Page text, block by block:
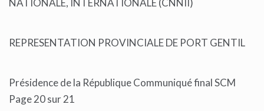
NATIONALE, INTERNATIONALE (CNNII)
REPRESENTATION PROVINCIALE DE PORT GENTIL
Présidence de la République Communiqué final SCM
Page 20 sur 21